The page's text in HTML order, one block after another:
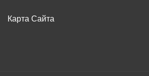
Карта Сайта